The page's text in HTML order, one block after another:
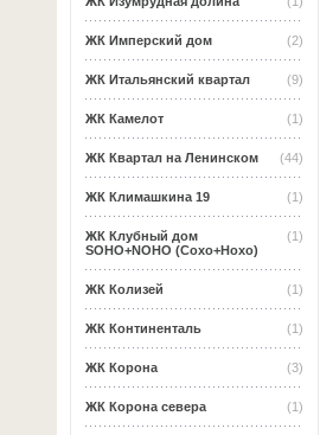
(2)
ЖК Имперский дом
(9)
ЖК Итальянский квартал
(1)
ЖК Камелот
(44)
ЖК Квартал на Ленинском
(1)
ЖК Климашкина 19
(1)
ЖК Клубный дом
SOHO+NOHO (Сохо+Нохо)
(1)
ЖК Колизей
(1)
ЖК Континенталь
(3)
ЖК Корона
(1)
ЖК Корона севера